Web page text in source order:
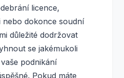
licence,
dokonce soudní
důležité dodržovat
se jakémukoli
podnikání
Pokud máte